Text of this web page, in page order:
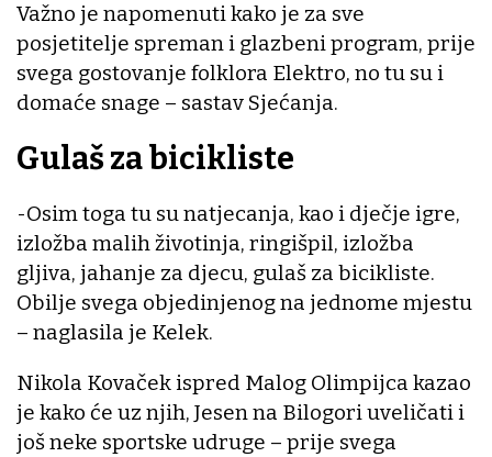
Važno je napomenuti kako je za sve
posjetitelje spreman i glazbeni program, prije
svega gostovanje folklora Elektro, no tu su i
domaće snage – sastav Sjećanja.
Gulaš za bicikliste
-Osim toga tu su natjecanja, kao i dječje igre,
izložba malih životinja, ringišpil, izložba
gljiva, jahanje za djecu, gulaš za bicikliste.
Obilje svega objedinjenog na jednome mjestu
– naglasila je Kelek.
Nikola Kovaček ispred Malog Olimpijca kazao
je kako će uz njih, Jesen na Bilogori uveličati i
još neke sportske udruge – prije svega